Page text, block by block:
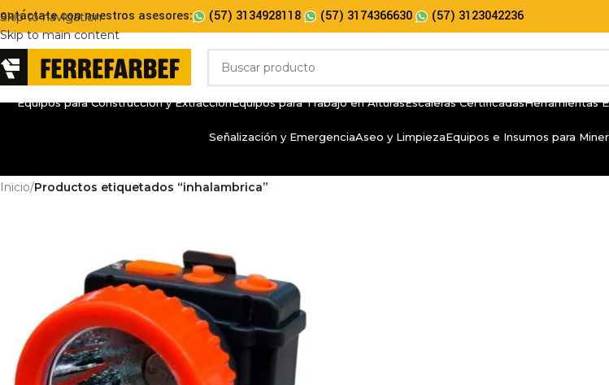
Skip to navigation
Skip to main content
con nuestros asesores: (57) 3134928118 (57) 3174366630 (57) 3123042236
Equipos para Construcción y ExtracciónEquipos para Trabajo en AlturasEscaleras CertificadasHerramientas
Señalización y EmergenciaAseo y LimpiezaEquipos e Insumos para
Inicio/Productos etiquetados “inhalambrica”